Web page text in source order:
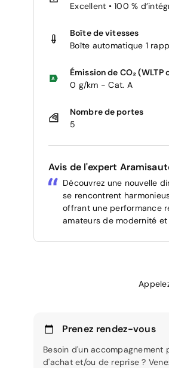
Excellent • 100 %
Boîte de vitesses
Boîte automatique 1
Émission de CO₂ (WLTP
0 g/km - Cat. A
Nombre de portes
5
Avis de l'expert
Découvrez une nouvelle
se rencontrent
offrant une performance
amateurs de modernité
Prenez rendez-vous
Besoin d'un accompagnement
d'achat et/ou de reprise ?